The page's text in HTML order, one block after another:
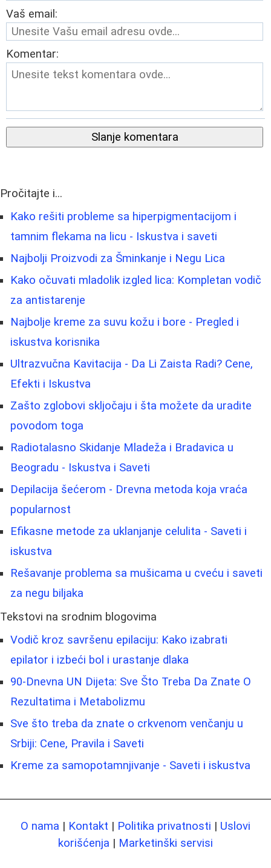
Vaš email:
Komentar:
Slanje komentara
Pročitajte i...
Kako rešiti probleme sa hiperpigmentacijom i
tamnim flekama na licu - Iskustva i saveti
Najbolji Proizvodi za Šminkanje i Negu Lica
Kako očuvati mladolik izgled lica: Kompletan vodič
za antistarenje
Najbolje kreme za suvu kožu i bore - Pregled i
iskustva korisnika
Ultrazvučna Kavitacija - Da Li Zaista Radi? Cene,
Efekti i Iskustva
Zašto zglobovi skljočaju i šta možete da uradite
povodom toga
Radiotalasno Skidanje Mladeža i Bradavica u
Beogradu - Iskustva i Saveti
Depilacija šećerom - Drevna metoda koja vraća
popularnost
Efikasne metode za uklanjanje celulita - Saveti i
iskustva
Rešavanje problema sa mušicama u cveću i saveti
za negu biljaka
Tekstovi na srodnim blogovima
Vodič kroz savršenu epilaciju: Kako izabrati
epilator i izbeći bol i urastanje dlaka
90-Dnevna UN Dijeta: Sve Što Treba Da Znate O
Rezultatima i Metabolizmu
Sve što treba da znate o crkvenom venčanju u
Srbiji: Cene, Pravila i Saveti
Kreme za samopotamnjivanje - Saveti i iskustva
O nama | Kontakt | Politika privatnosti | Uslovi
korišćenja | Marketinški servisi